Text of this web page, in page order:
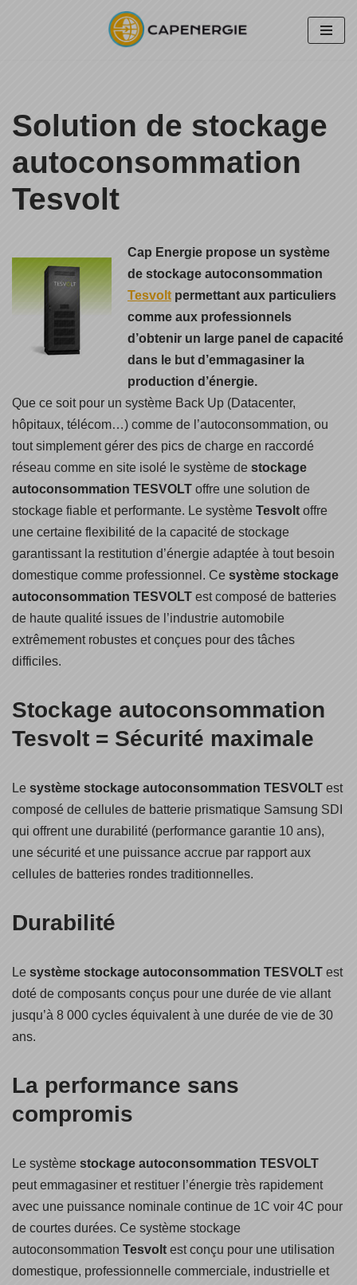
Solution de stockage
autoconsommation
Tesvolt
Cap Energie propose un système
de stockage autoconsommation
Tesvolt permettant aux particuliers
comme aux professionnels
d’obtenir un large panel de capacité
dans le but d’emmagasiner la
production d’énergie.
Que ce soit pour un système Back Up (Datacenter,
hôpitaux, télécom…) comme de l’autoconsommation, ou
tout simplement gérer des pics de charge en raccordé
réseau comme en site isolé le système de stockage
autoconsommation TESVOLT offre une solution de
stockage fiable et performante. Le système Tesvolt offre
une certaine flexibilité de la capacité de stockage
garantissant la restitution d’énergie adaptée à tout besoin
domestique comme professionnel. Ce système stockage
autoconsommation TESVOLT est composé de batteries
de haute qualité issues de l’industrie automobile
extrêmement robustes et conçues pour des tâches
difficiles.
Stockage autoconsommation
Tesvolt = Sécurité maximale
Le système stockage autoconsommation TESVOLT est
composé de cellules de batterie prismatique Samsung SDI
qui offrent une durabilité (performance garantie 10 ans),
une sécurité et une puissance accrue par rapport aux
cellules de batteries rondes traditionnelles.
Durabilité
Le système stockage autoconsommation TESVOLT est
doté de composants conçus pour une durée de vie allant
jusqu’à 8 000 cycles équivalent à une durée de vie de 30
ans.
La performance sans
compromis
Le système stockage autoconsommation TESVOLT
peut emmagasiner et restituer l’énergie très rapidement
avec une puissance nominale continue de 1C voir 4C pour
de courtes durées. Ce système stockage
autoconsommation Tesvolt est conçu pour une utilisation
domestique, professionnelle commerciale, industrielle et